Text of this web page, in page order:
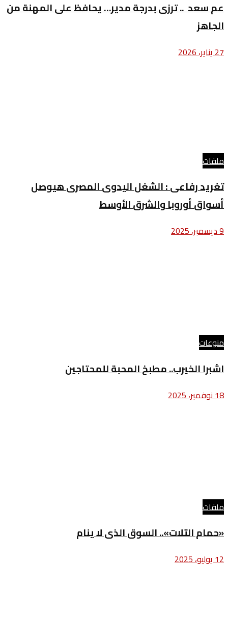
‬الجاهز
27 يناير، 2026
ملفات
‬أسواق‭ ‬أوروبا‭ ‬والشرق‭ ‬الأوسط
9 ديسمبر، 2025
منوعات
اشبرا الخيرب.. مطبخ المحبة للمحتاجين
18 نوفمبر، 2025
ملفات
«حمام التلات».. السوق الذى لا ينام
12 يوليو، 2025